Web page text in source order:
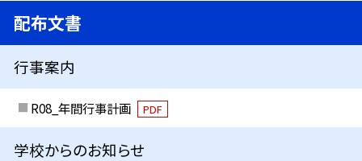
配布文書
行事案内
R08_年間行事計画 PDF
学校からのお知らせ